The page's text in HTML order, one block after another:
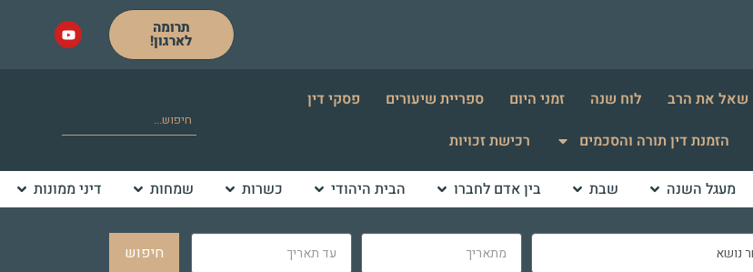
תרומה
לארגון!
שאל את הרב לוח שנה זמני היום ספריית שיעורים
פסקי דין
הזמנת דין תורה והסכמים
רכישת זכויות
מעגל השנה שבת בין אדם לחברו הבית היהודי כשרות שמחות דיני ממונות
חיפוש